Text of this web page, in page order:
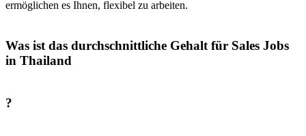
ermöglichen es Ihnen, flexibel zu arbeiten.
Was ist das durchschnittliche Gehalt für Sales Jobs
in Thailand
?